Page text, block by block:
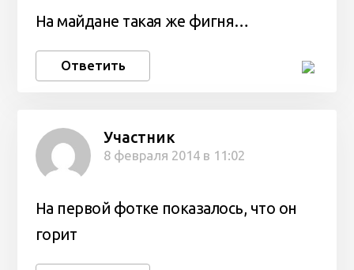
На майдане такая же фигня…
Ответить
Участник
8 февраля 2014 в 11:02
На первой фотке показалось, что он
горит